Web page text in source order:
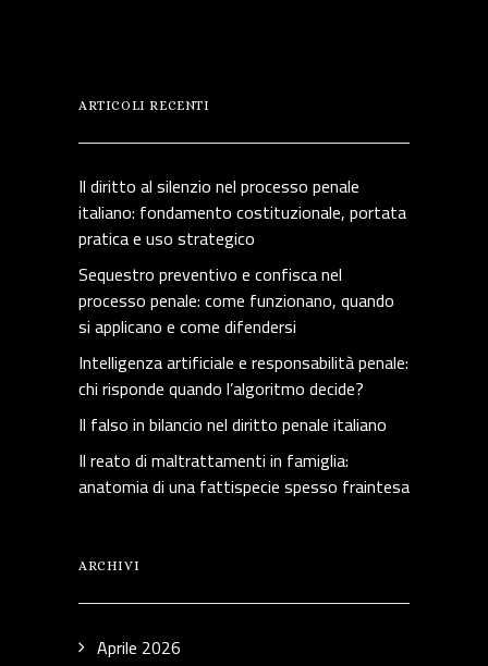
ARTICOLI RECENTI
Il diritto al silenzio nel processo penale
italiano: fondamento costituzionale, portata
pratica e uso strategico
Sequestro preventivo e confisca nel
processo penale: come funzionano, quando
si applicano e come difendersi
Intelligenza artificiale e responsabilità penale:
chi risponde quando l’algoritmo decide?
Il falso in bilancio nel diritto penale italiano
Il reato di maltrattamenti in famiglia:
anatomia di una fattispecie spesso fraintesa
ARCHIVI
Aprile 2026